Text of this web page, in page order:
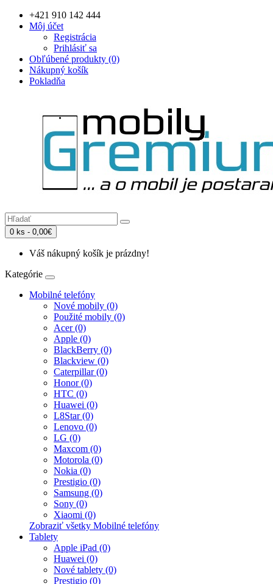
+421 910 142 444
Môj účet
Registrácia
Prihlásiť sa
Obľúbené produkty (0)
Nákupný košík
Pokladňa
0 ks - 0,00€
Váš nákupný košík je prázdny!
Kategórie
Mobilné telefóny
Nové mobily (0)
Použité mobily (0)
Acer (0)
Apple (0)
BlackBerry (0)
Blackview (0)
Caterpillar (0)
Honor (0)
HTC (0)
Huawei (0)
L8Star (0)
Lenovo (0)
LG (0)
Maxcom (0)
Motorola (0)
Nokia (0)
Prestigio (0)
Samsung (0)
Sony (0)
Xiaomi (0)
Zobraziť všetky Mobilné telefóny
Tablety
Apple iPad (0)
Huawei (0)
Nové tablety (0)
Prestigio (0)